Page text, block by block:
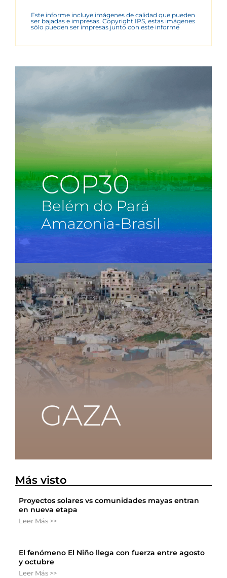
Este informe incluye imágenes de calidad que pueden
ser bajadas e impresas. Copyright IPS, estas imágenes
sólo pueden ser impresas junto con este informe
Más visto
Proyectos solares vs comunidades mayas entran
en nueva etapa
Leer Más >>
El fenómeno El Niño llega con fuerza entre agosto
y octubre
Leer Más >>